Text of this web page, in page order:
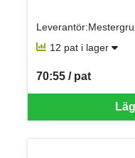
12 pat i lager
70:55 / pat
SEK per PAT